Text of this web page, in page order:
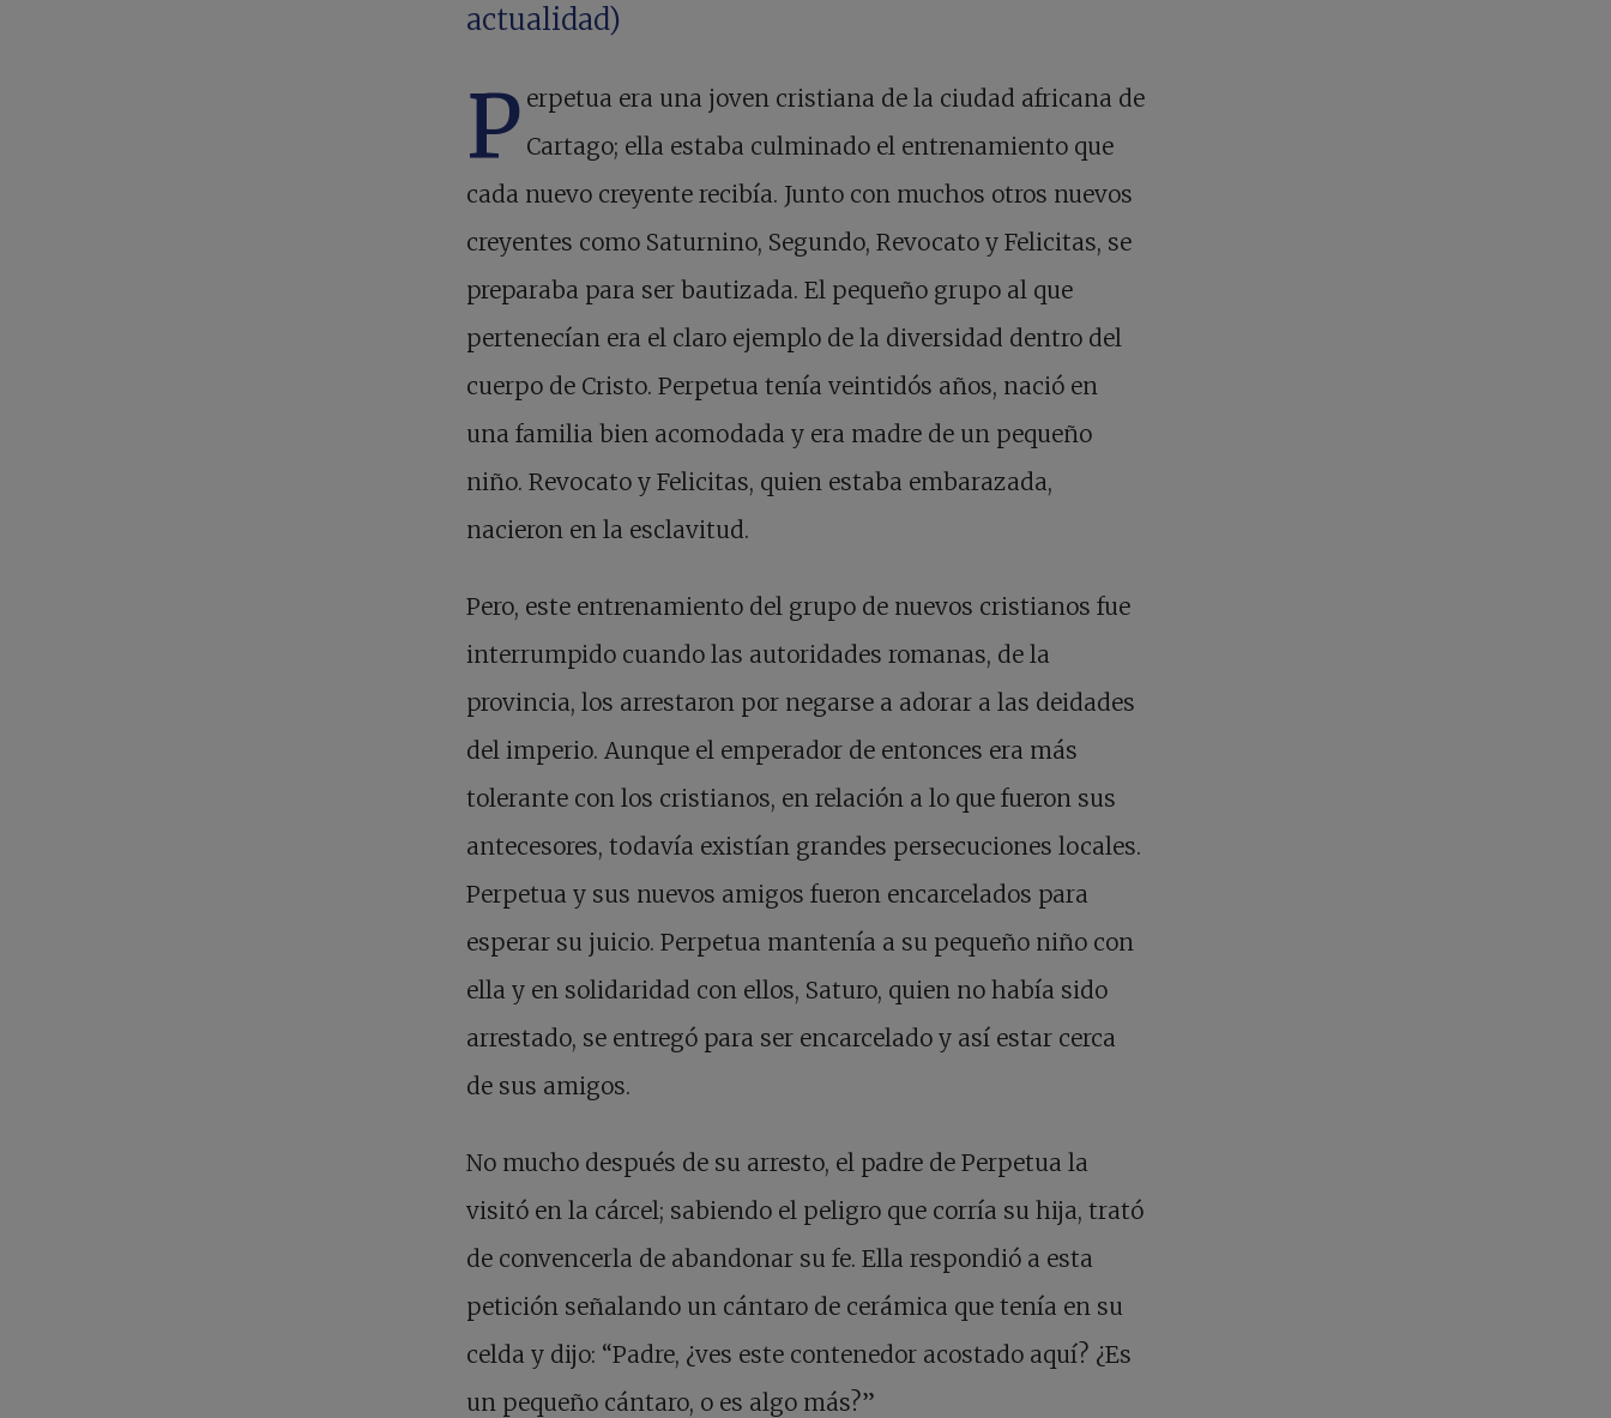
actualidad)
P erpetua era una joven cristiana de la ciudad africana de
Cartago; ella estaba culminado el entrenamiento que
cada nuevo creyente recibía. Junto con muchos otros nuevos
creyentes como Saturnino, Segundo, Revocato y Felicitas, se
preparaba para ser bautizada. El pequeño grupo al que
pertenecían era el claro ejemplo de la diversidad dentro del
cuerpo de Cristo. Perpetua tenía veintidós años, nació en
una familia bien acomodada y era madre de un pequeño
niño. Revocato y Felicitas, quien estaba embarazada,
nacieron en la esclavitud.
Pero, este entrenamiento del grupo de nuevos cristianos fue
interrumpido cuando las autoridades romanas, de la
provincia, los arrestaron por negarse a adorar a las deidades
del imperio. Aunque el emperador de entonces era más
tolerante con los cristianos, en relación a lo que fueron sus
antecesores, todavía existían grandes persecuciones locales.
Perpetua y sus nuevos amigos fueron encarcelados para
esperar su juicio. Perpetua mantenía a su pequeño niño con
ella y en solidaridad con ellos, Saturo, quien no había sido
arrestado, se entregó para ser encarcelado y así estar cerca
de sus amigos.
No mucho después de su arresto, el padre de Perpetua la
visitó en la cárcel; sabiendo el peligro que corría su hija, trató
de convencerla de abandonar su fe. Ella respondió a esta
petición señalando un cántaro de cerámica que tenía en su
celda y dijo: “Padre, ¿ves este contenedor acostado aquí? ¿Es
un pequeño cántaro, o es algo más?”